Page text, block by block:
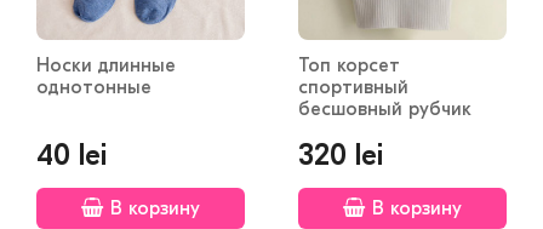
Носки длинные
однотонные
40 lei
В корзину
Топ корсет
спортивный
бесшовный рубчик
320 lei
В корзину